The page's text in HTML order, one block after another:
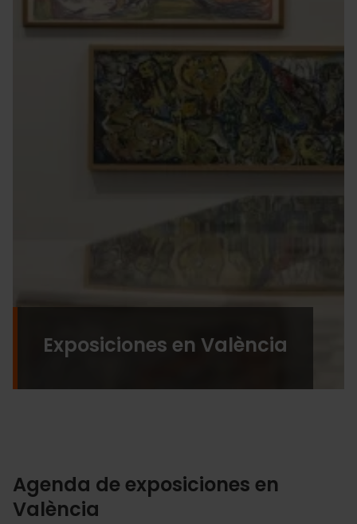
Exposiciones en València
Agenda de exposiciones en
València